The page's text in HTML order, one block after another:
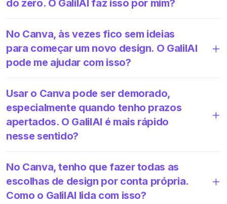
do zero. O GalilAI faz isso por mim?
No Canva, às vezes fico sem ideias
para começar um novo design. O GalilAI
pode me ajudar com isso?
Usar o Canva pode ser demorado,
especialmente quando tenho prazos
apertados. O GalilAI é mais rápido
nesse sentido?
No Canva, tenho que fazer todas as
escolhas de design por conta própria.
Como o GalilAI lida com isso?